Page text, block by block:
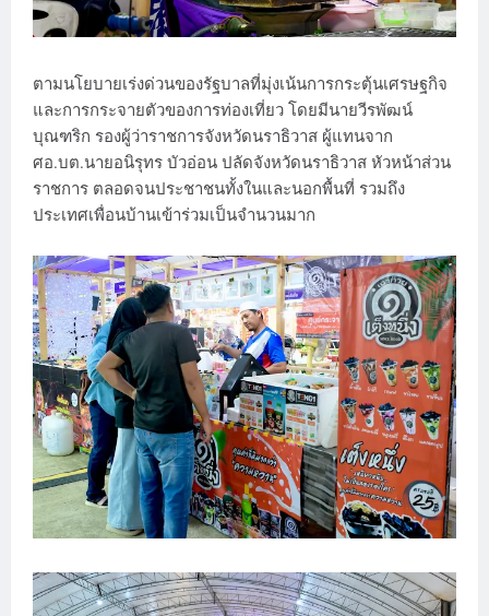
ตามนโยบายเร่งด่วนของรัฐบาลที่มุ่งเน้นการกระตุ้นเศรษฐกิจ
และการกระจายตัวของการท่องเที่ยว โดยมีนายวีรพัฒน์
บุณฑริก รองผู้ว่าราชการจังหวัดนราธิวาส ผู้แทนจาก
ศอ.บต.นายอนิรุทร บัวอ่อน ปลัดจังหวัดนราธิวาส หัวหน้าส่วน
ราชการ ตลอดจนประชาชนทั้งในและนอกพื้นที่ รวมถึง
ประเทศเพื่อนบ้านเข้าร่วมเป็นจำนวนมาก